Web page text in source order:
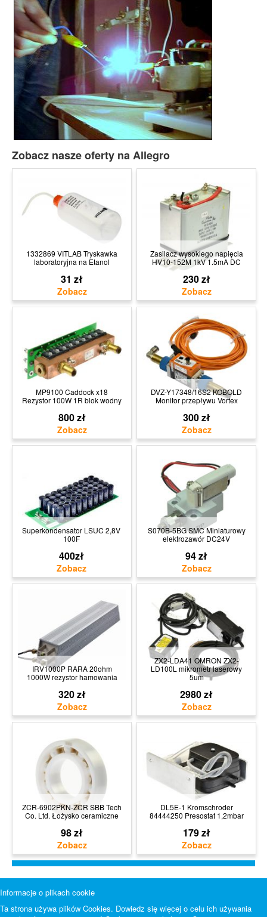
Zobacz nasze oferty na Allegro
1332869 VITLAB Tryskawka
laboratoryjna na Etanol
31 zł
Zasilacz wysokiego napięcia
HV10-152M 1kV 1.5mA DC
230 zł
MP9100 Caddock x18
Rezystor 100W 1R blok wodny
800 zł
DVZ-Y17348/16S2 KOBOLD
Monitor przepływu Vortex
300 zł
Superkondensator LSUC 2,8V
100F
400zł
S070B-5BG SMC Miniaturowy
elektrozawór DC24V
94 zł
IRV1000P RARA 20ohm
1000W rezystor hamowania
320 zł
ZX2-LDA41 OMRON ZX2-
LD100L mikrometr laserowy
5um
2980 zł
ZCR-6902PKN-ZCR SBB Tech
Co. Ltd. Łożysko ceramiczne
98 zł
DL5E-1 Kromschroder
84444250 Presostat 1,2mbar
179 zł
Informacje o plikach cookie
Ta strona używa plików Cookies. Dowiedz się więcej o celu ich używania